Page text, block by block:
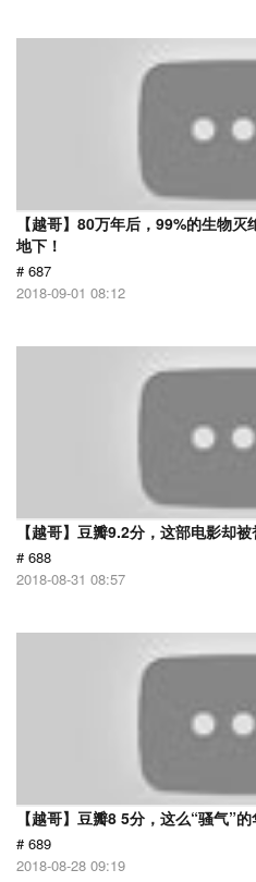
【越哥】80万年后，99%的生物
地下！
# 687
2018-09-01 08:12
【越哥】豆瓣9.2分，这部电影却
# 688
2018-08-31 08:57
【越哥】豆瓣8 5分，这么“骚气”
# 689
2018-08-28 09:19